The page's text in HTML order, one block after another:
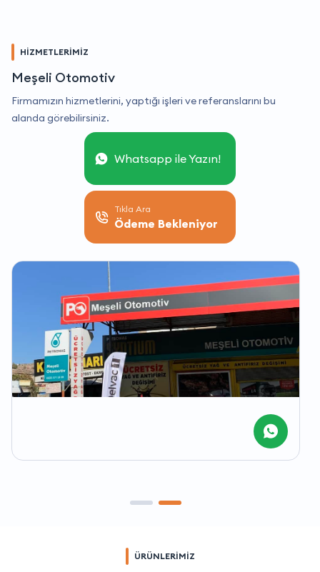
HİZMETLERİMİZ
Meşeli Otomotiv
Firmamızın hizmetlerini, yaptığı işleri ve referanslarını bu
alanda görebilirsiniz.
Whatsapp ile Yazın!
Tıkla Ara
Ödeme Bekleniyor
ÜRÜNLERİMİZ